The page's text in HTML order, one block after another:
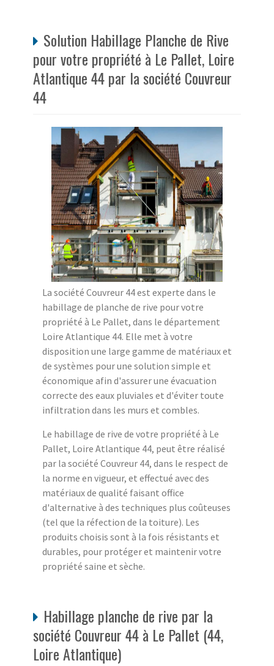
Solution Habillage Planche de Rive
pour votre propriété à Le Pallet, Loire
Atlantique 44 par la société Couvreur
44
La société Couvreur 44 est experte dans le
habillage de planche de rive pour votre
propriété à Le Pallet, dans le département
Loire Atlantique 44. Elle met à votre
disposition une large gamme de matériaux et
de systèmes pour une solution simple et
économique afin d'assurer une évacuation
correcte des eaux pluviales et d'éviter toute
infiltration dans les murs et combles.
Le habillage de rive de votre propriété à Le
Pallet, Loire Atlantique 44, peut être réalisé
par la société Couvreur 44, dans le respect de
la norme en vigueur, et effectué avec des
matériaux de qualité faisant office
d'alternative à des techniques plus coûteuses
(tel que la réfection de la toiture). Les
produits choisis sont à la fois résistants et
durables, pour protéger et maintenir votre
propriété saine et sèche.
Habillage planche de rive par la
société Couvreur 44 à Le Pallet (44,
Loire Atlantique)